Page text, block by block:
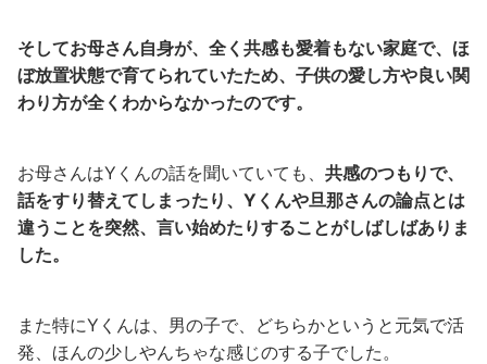
そしてお母さん自身が、全く共感も愛着もない家庭で、ほ
ぼ放置状態で育てられていたため、子供の愛し方や良い関
わり方が全くわからなかったのです。
お母さんはYくんの話を聞いていても、 共感のつもりで、
話をすり替えてしまったり、Yくんや旦那さんの論点とは
違うことを突然、言い始めたりすることがしばしばありま
した。
また特にYくんは、男の子で、どちらかというと元気で活
発、ほんの少しやんちゃな感じのする子でした。